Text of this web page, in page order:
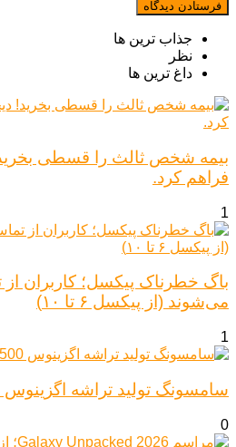
جذاب ترین ها
نظر
داغ ترین ها
بیمه شخص ثالث را قسطی بخرید!
فراهم کرد.
1
می‌شوند (از پیکسل ۶ تا ۱۰)
1
سامسونگ تولید تراشه اگزینوس 2500 را قطعی کرد
0